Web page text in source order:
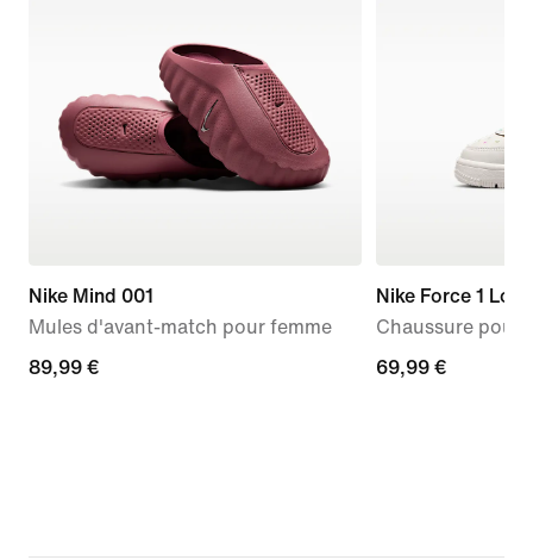
Nike Mind 001
Mules d'avant-match pour femme
89,99 €
89,99 €
Nike Force 1 Low
Chaussure pour
69,99 €
69,99 €